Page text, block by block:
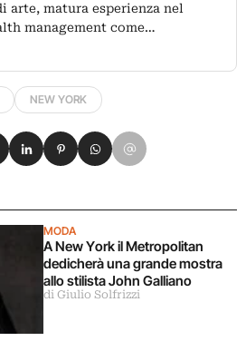
arte, matura esperienza nel
management come…
NEW YORK
MODA
A New York il Metropolitan
dedicherà una grande mostra
allo stilista John Galliano
di Giulio Solfrizzi
su Facebook
su X
Condividi su LinkedIn
Condividi su Pinterest
Condividi su WhatsApp
Condividi su Email